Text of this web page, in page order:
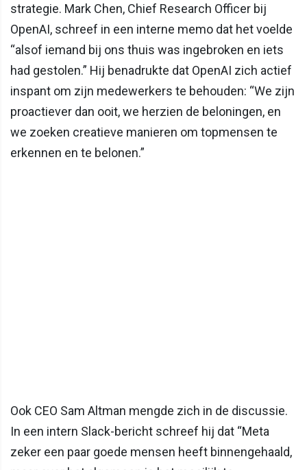
strategie. Mark Chen, Chief Research Officer bij
OpenAI, schreef in een interne memo dat het voelde
“alsof iemand bij ons thuis was ingebroken en iets
had gestolen.” Hij benadrukte dat OpenAI zich actief
inspant om zijn medewerkers te behouden: “We zijn
proactiever dan ooit, we herzien de beloningen, en
we zoeken creatieve manieren om topmensen te
erkennen en te belonen.”
Ook CEO Sam Altman mengde zich in de discussie.
In een intern Slack-bericht schreef hij dat “Meta
zeker een paar goede mensen heeft binnengehaald,